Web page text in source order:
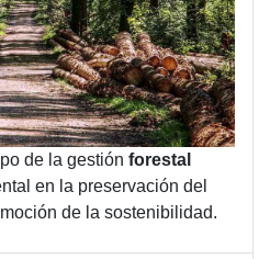
de la gestión forestal
en la preservación del
de la sostenibilidad.